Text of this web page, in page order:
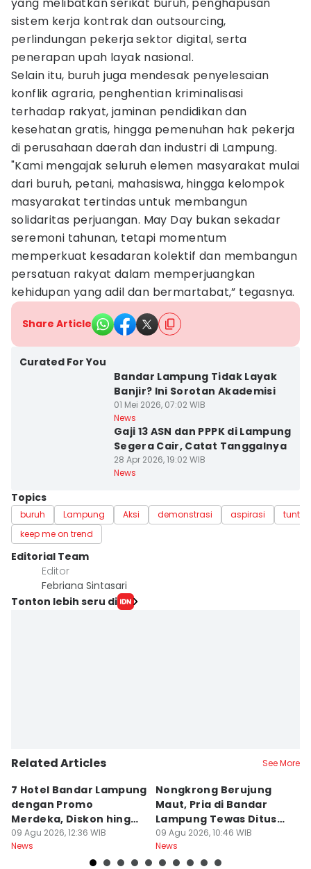
sistem kerja kontrak dan outsourcing,
perlindungan pekerja sektor digital, serta
penerapan upah layak nasional.
Selain itu, buruh juga mendesak penyelesaian
konflik agraria, penghentian kriminalisasi
terhadap rakyat, jaminan pendidikan dan
kesehatan gratis, hingga pemenuhan hak pekerja
di perusahaan daerah dan industri di Lampung.
"Kami mengajak seluruh elemen masyarakat mulai
dari buruh, petani, mahasiswa, hingga kelompok
masyarakat tertindas untuk membangun
solidaritas perjuangan. May Day bukan sekadar
seremoni tahunan, tetapi momentum
memperkuat kesadaran kolektif dan membangun
persatuan rakyat dalam memperjuangkan
kehidupan yang adil dan bermartabat,” tegasnya.
Share Article
Curated For You
Bandar Lampung Tidak Layak
Banjir? Ini Sorotan Akademisi
01 Mei 2026, 07:02 WIB
News
Gaji 13 ASN dan PPPK di Lampung
Segera Cair, Catat Tanggalnya
28 Apr 2026, 19:02 WIB
News
Topics
buruh Lampung Aksi demonstrasi aspirasi
keep me on trend
Editorial Team
Editor
Febriana Sintasari
Tonton lebih seru di
Related Articles See More
7 Hotel Bandar Lampung
dengan Promo
Merdeka, Diskon hingga
50 Persen
09 Agu 2026, 12:36 WIB
News
Nongkrong Berujung
Maut, Pria di Bandar
Lampung Tewas Ditusuk
Teman
09 Agu 2026, 10:46 WIB
News